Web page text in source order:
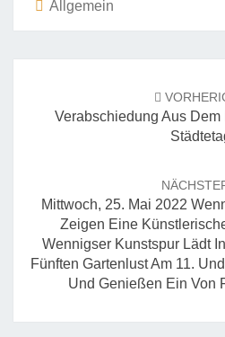
Allgemein
Verabschiedung Aus
Mittwoch, 25. Mai 2022
Zeigen Eine
Wennigser Kunstspur Lädt
Fünften Gartenlust Am 11.
Und Genießen Ein Von